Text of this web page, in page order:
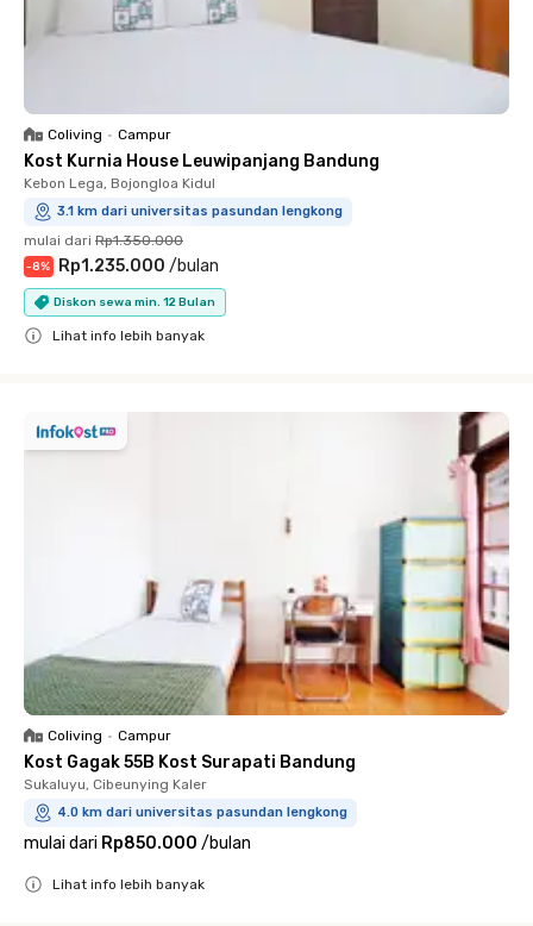
Coliving • Campur
Kost Kurnia House Leuwipanjang Bandung
Kebon Lega, Bojongloa Kidul
3.1 km dari universitas pasundan lengkong
mulai dari Rp1.350.000
-8% Rp1.235.000 /bulan
Diskon sewa min. 12 Bulan
Lihat info lebih banyak
Coliving • Campur
Kost Gagak 55B Kost Surapati Bandung
Sukaluyu, Cibeunying Kaler
4.0 km dari universitas pasundan lengkong
mulai dari Rp850.000 /bulan
Lihat info lebih banyak